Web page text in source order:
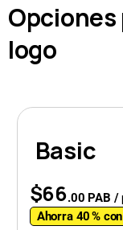
logo
Basic
$66.00 PAB /
Ahorra 40 %